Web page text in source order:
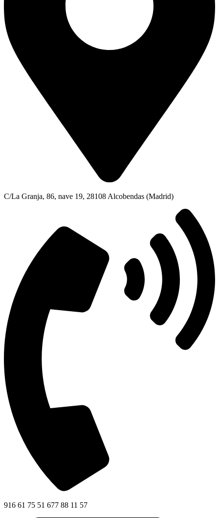
C/La Granja, 86, nave 19, 28108 Alcobendas (Madrid)
916 61 75 51 677 88 11 57